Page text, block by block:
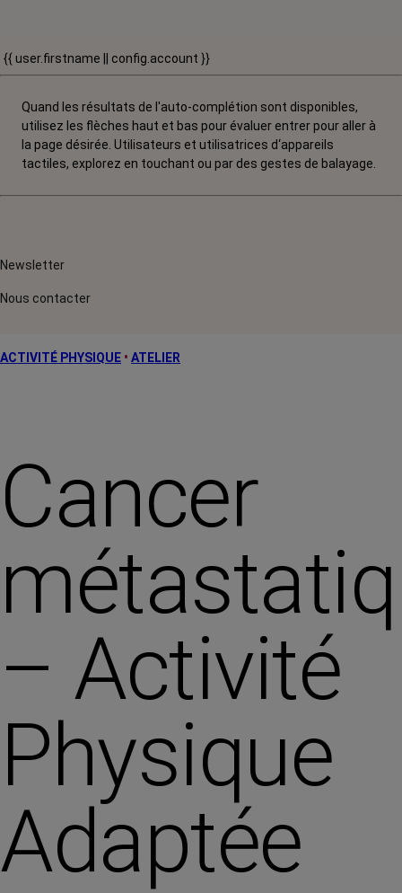
{{ user.firstname || config.account }}
Quand les résultats de l'auto-complétion sont disponibles,
utilisez les flèches haut et bas pour évaluer entrer pour aller à
la page désirée. Utilisateurs et utilisatrices d‘appareils
tactiles, explorez en touchant ou par des gestes de balayage.
Newsletter
Nous contacter
ACTIVITÉ PHYSIQUE • ATELIER
Cancer
– Activité
Physique
Adaptée